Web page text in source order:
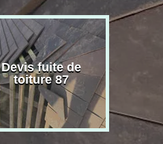
Devis fuite de
toiture 87